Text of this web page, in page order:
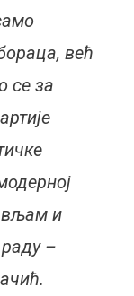
већ
се за
и
–